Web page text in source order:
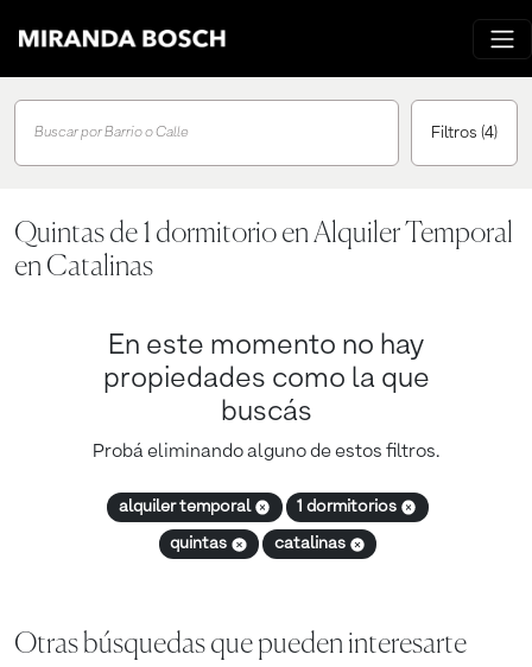
Buscar por Barrio o Calle Filtros (4)
Quintas de 1 dormitorio en Alquiler Temporal
en Catalinas
En este momento no hay
propiedades como la que
buscás
Probá eliminando alguno de estos filtros.
alquiler temporal 1 dormitorios
quintas catalinas
Otras búsquedas que pueden interesarte